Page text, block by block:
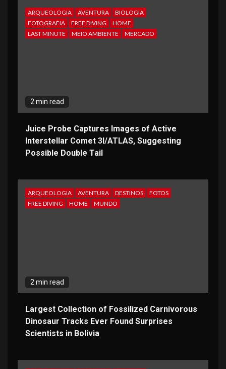
ARQUEOLOGIA AVENTURA
BIOLOGIA
FOTOGRAFIA
FREE DIVING
HOME
LAST MINUTE
MEIO AMBIENTE MERCADO
2 min read
Juice Probe Captures Images of Active
Interstellar Comet 3I/ATLAS, Suggesting
Possible Double Tail
ARQUEOLOGIA AVENTURA DESTINOS
FOTOS
FREE DIVING
HOME MUNDO
2 min read
Largest Collection of Fossilized Carnivorous
Dinosaur Tracks Ever Found Surprises
Scientists in Bolivia